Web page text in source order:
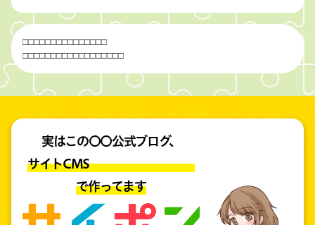
□□□□□□□□□□□□□□□
□□□□□□□□□□□□□□□□□□
実はこの〇〇公式ブログ、
サイトCMS
で作ってます